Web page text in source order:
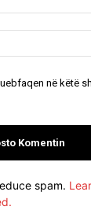
në këtë
spam.